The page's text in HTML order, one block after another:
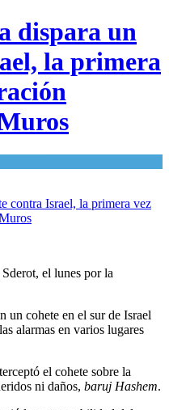
dispara un
la primera
el lunes por la
un cohete en el sur de Israel
alarmas en varios lugares
el cohete sobre la
ni daños, baruj Hashem.